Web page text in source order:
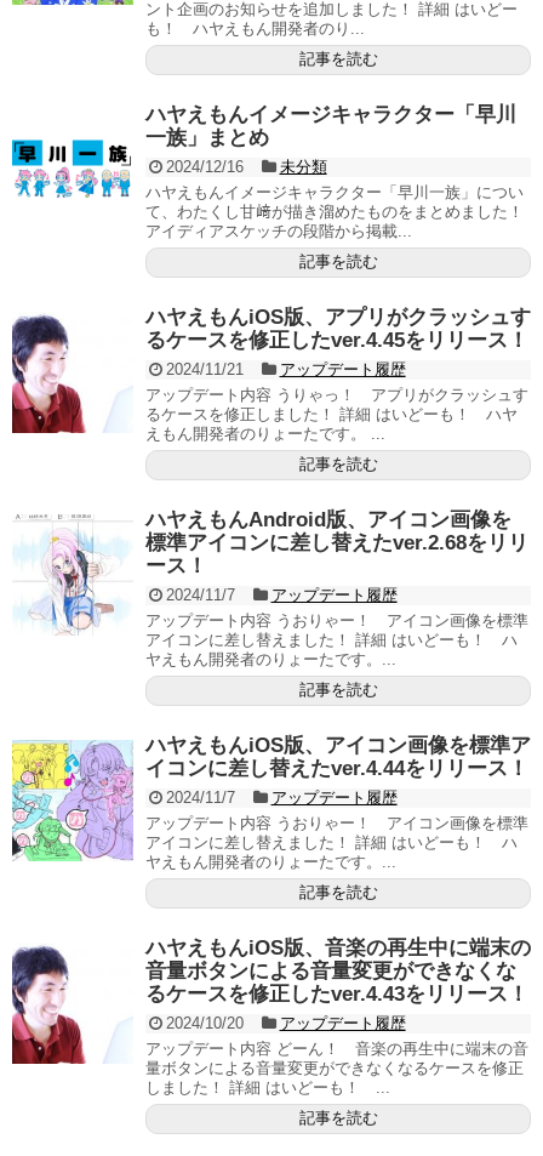
ント企画のお知らせを追加しました！ 詳細 はいどー
も！ ハヤえもん開発者のり...
記事を読む
ハヤえもんイメージキャラクター「早川
一族」まとめ
2024/12/16
未分類
ハヤえもんイメージキャラクター「早川一族」につい
て、わたくし甘﨑が描き溜めたものをまとめました！
アイディアスケッチの段階から掲載...
記事を読む
ハヤえもんiOS版、アプリがクラッシュす
るケースを修正したver.4.45をリリース！
2024/11/21
アップデート履歴
アップデート内容 うりゃっ！ アプリがクラッシュす
るケースを修正しました！ 詳細 はいどーも！ ハヤ
えもん開発者のりょーたです。 ...
記事を読む
ハヤえもんAndroid版、アイコン画像を
標準アイコンに差し替えたver.2.68をリリ
ース！
2024/11/7
アップデート履歴
アップデート内容 うおりゃー！ アイコン画像を標準
アイコンに差し替えました！ 詳細 はいどーも！ ハ
ヤえもん開発者のりょーたです。...
記事を読む
ハヤえもんiOS版、アイコン画像を標準ア
イコンに差し替えたver.4.44をリリース！
2024/11/7
アップデート履歴
アップデート内容 うおりゃー！ アイコン画像を標準
アイコンに差し替えました！ 詳細 はいどーも！ ハ
ヤえもん開発者のりょーたです。...
記事を読む
ハヤえもんiOS版、音楽の再生中に端末の
音量ボタンによる音量変更ができなくな
るケースを修正したver.4.43をリリース！
2024/10/20
アップデート履歴
アップデート内容 どーん！ 音楽の再生中に端末の音
量ボタンによる音量変更ができなくなるケースを修正
しました！ 詳細 はいどーも！ ...
記事を読む